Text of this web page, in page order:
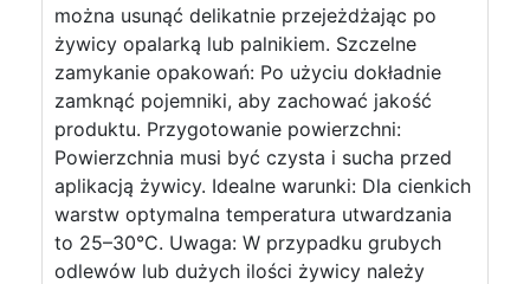
można usunąć delikatnie przejeżdżając po
żywicy opalarką lub palnikiem. Szczelne
zamykanie opakowań: Po użyciu dokładnie
zamknąć pojemniki, aby zachować jakość
produktu. Przygotowanie powierzchni:
Powierzchnia musi być czysta i sucha przed
aplikacją żywicy. Idealne warunki: Dla cienkich
warstw optymalna temperatura utwardzania
to 25–30°C. Uwaga: W przypadku grubych
odlewów lub dużych ilości żywicy należy